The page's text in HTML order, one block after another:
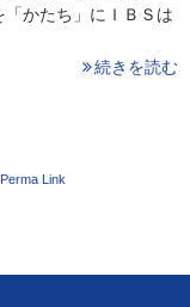
かたち」にＩＢＳは
続きを読む
Perma Link